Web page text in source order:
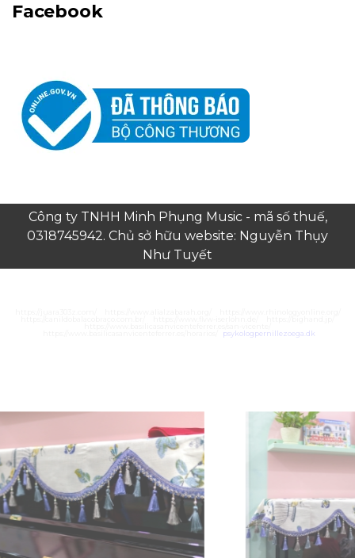
Facebook
Công ty TNHH Minh Phụng Music - mã số thuế,
0318745942. Chủ sở hữu website: Nguyễn Thụy
Như Tuyết
psykologpernillezoega.dk